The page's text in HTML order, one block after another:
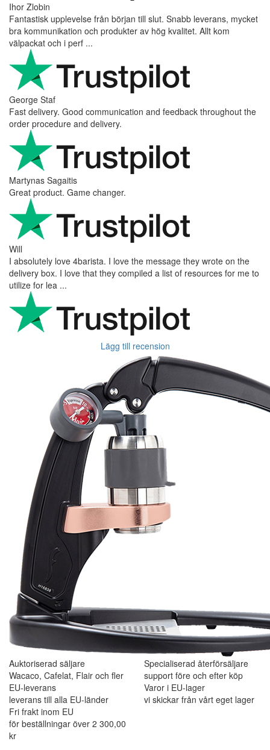
Ihor Zlobin
Fantastisk upplevelse från början till slut. Snabb leverans, mycket
bra kommunikation och produkter av hög kvalitet. Allt kom
välpackat och i perf ...
George Staf
Fast delivery. Good communication and feedback throughout the
order procedure and delivery.
Martynas Sagaitis
Great product. Game changer.
Will
I absolutely love 4barista. I love the message they wrote on the
delivery box. I love that they compiled a list of resources for me to
utilize for lea ...
Lägg till recension
Auktoriserad säljare
Wacaco, Cafelat, Flair och fler
Specialiserad återförsäljare
support före och efter köp
EU-leverans
leverans till alla EU-länder
Varor i EU-lager
vi skickar från vårt eget lager
Fri frakt inom EU
för beställningar över 2 300,00
kr